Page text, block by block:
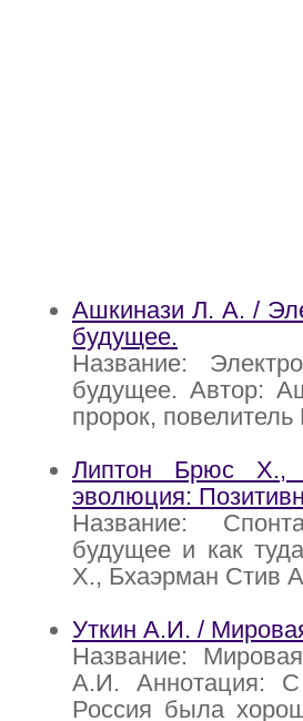
Ашкинази Л. А. /
будущее.
Название:
будущее. Автор:
пророк,
Липтон Брюс X.,
эволюция:
Название:
будущее и как
X., Бхаэрман Стив
Уткин А.И. /
Название:
А.И. Аннотация: С
Россия была